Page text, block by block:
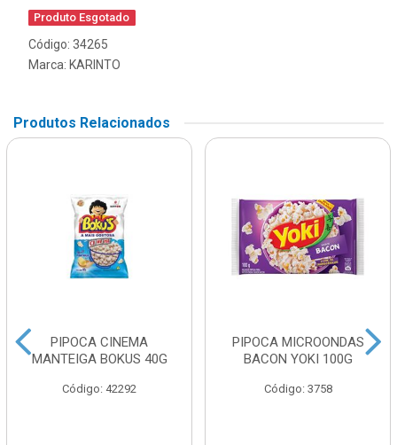
Produto Esgotado
Código: 34265
Marca: KARINTO
Produtos Relacionados
PIPOCA CINEMA
MANTEIGA BOKUS 40G
Código: 42292
PIPOCA MICROONDAS
BACON YOKI 100G
Código: 3758